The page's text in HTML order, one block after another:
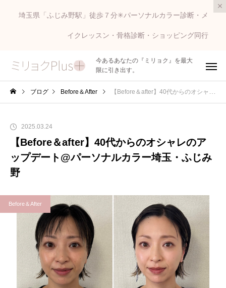
埼玉県「ふじみ野駅」徒歩７分✳︎パーソナルカラー診断・メ
イクレッスン・骨格診断・ショッピング同行
今あるあなたの『ミリョク』を最大
限に引き出す。
ブログ Before＆After 【Before＆after】40代からのオシャレのアップデート@パーソナルカラー埼玉・ふじみ野
2025.03.24
【Before＆after】40代からのオシャレのア
ップデート@パーソナルカラー埼玉・ふじみ
野
Before＆After